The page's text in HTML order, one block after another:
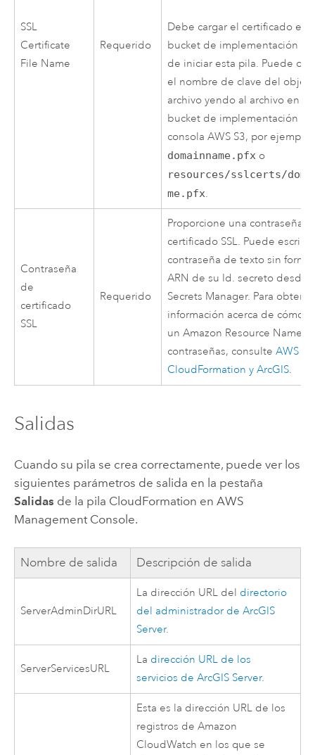
SSL
Certificate
File Name
Requerido
Debe cargar el certificado en
bucket de implementación
de iniciar esta pila. Puede
el nombre de clave del
archivo yendo al archivo en el
bucket de implementación
consolaAWS S3, por ejemplo,
domainname.pfx o
resources/sslcerts/
me.pfx.
Contraseña
de
certificado
SSL
Requerido
Proporcione una contraseña
certificado SSL. Puede
contraseña de texto sin
ARN de su Id. secreto desde
Secrets Manager. Para
información acerca de cómo
unAmazon Resource Name
contraseñas, consulteAWS
CloudFormation y ArcGIS.
Salidas
Cuando su pila se crea correctamente, puede ver los
siguientes parámetros de salida en la pestaña
Salidas de la pila CloudFormation en AWS
Management Console.
Nombre de salida Descripción de salida
ServerAdminDirURL
La dirección URL del directorio
del administrador deArcGIS
Server.
ServerServicesURL
La dirección URL de los
servicios deArcGIS Server.
Esta es la dirección URL de los
registros deAmazon
CloudWatch en los que se